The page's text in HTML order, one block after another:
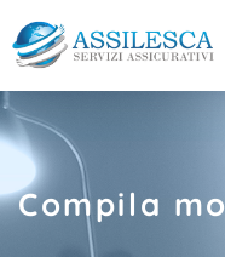
Compila